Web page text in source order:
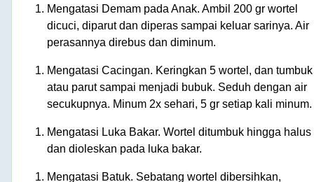
Mengatasi Demam pada Anak. Ambil 200 gr wortel
dicuci, diparut dan diperas sampai keluar sarinya. Air
perasannya direbus dan diminum.
Mengatasi Cacingan. Keringkan 5 wortel, dan tumbuk
atau parut sampai menjadi bubuk. Seduh dengan air
secukupnya. Minum 2x sehari, 5 gr setiap kali minum.
Mengatasi Luka Bakar. Wortel ditumbuk hingga halus
dan dioleskan pada luka bakar.
Mengatasi Batuk. Sebatang wortel dibersihkan,